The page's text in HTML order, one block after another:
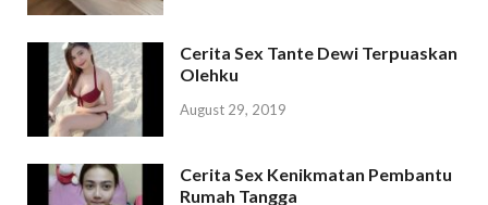
Cerita Sex Tante Dewi Terpuaskan
Olehku
August 29, 2019
Cerita Sex Kenikmatan Pembantu
Rumah Tangga